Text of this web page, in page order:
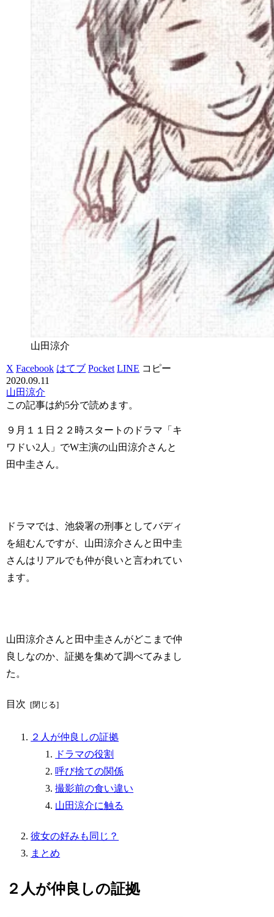
山田涼介
X Facebook はてブ Pocket LINE コピー
2020.09.11
山田涼介
この記事は約5分で読めます。
９月１１日２２時スタートのドラマ「キ
ワドい2人」でW主演の山田涼介さんと
田中圭さん。
ドラマでは、池袋署の刑事としてバディ
を組むんですが、山田涼介さんと田中圭
さんはリアルでも仲が良いと言われてい
ます。
山田涼介さんと田中圭さんがどこまで仲
良しなのか、証拠を集めて調べてみまし
た。
目次
２人が仲良しの証拠
ドラマの役割
呼び捨ての関係
撮影前の食い違い
山田涼介に触る
彼女の好みも同じ？
まとめ
２人が仲良しの証拠